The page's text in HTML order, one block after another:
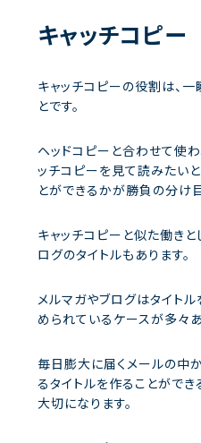
キャッチコピー
キャッチコピーの役割は、
とです。
ヘッドコピーと合わせて使
ッチコピーを見て読みたい
とができるかが勝負の分け
キャッチコピーと似た働きと
ログのタイトルもあります。
メルマガやブログはタイト
められているケースが多々あ
毎日膨大に届くメールの中
るタイトルを作ることがで
大切になります。